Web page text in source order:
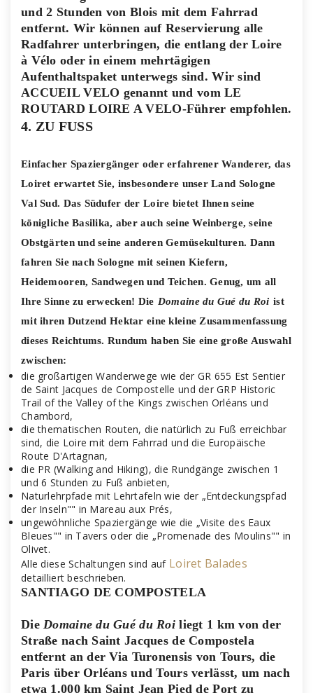
und 2 Stunden von Blois mit dem Fahrrad
entfernt. Wir können auf Reservierung alle
Radfahrer unterbringen, die entlang der Loire
à Vélo oder in einem mehrtägigen
Aufenthaltspaket unterwegs sind. Wir sind
ACCUEIL VELO genannt und vom LE
ROUTARD LOIRE A VELO-Führer empfohlen.
4. ZU FUSS
Einfacher Spaziergänger oder erfahrener Wanderer, das
Loiret erwartet Sie, insbesondere unser Land Sologne
Val Sud. Das Südufer der Loire bietet Ihnen seine
königliche Basilika, aber auch seine Weinberge, seine
Obstgärten und seine anderen Gemüsekulturen. Dann
fahren Sie nach Sologne mit seinen Kiefern,
Heidemooren, Sandwegen und Teichen. Genug, um all
Ihre Sinne zu erwecken! Die Domaine du Gué du Roi ist
mit ihren Dutzend Hektar eine kleine Zusammenfassung
dieses Reichtums. Rundum haben Sie eine große Auswahl
zwischen:
die großartigen Wanderwege wie der GR 655 Est Sentier
de Saint Jacques de Compostelle und der GRP Historic
Trail of the Valley of the Kings zwischen Orléans und
Chambord,
die thematischen Routen, die natürlich zu Fuß erreichbar
sind, die Loire mit dem Fahrrad und die Europäische
Route D'Artagnan,
die PR (Walking and Hiking), die Rundgänge zwischen 1
und 6 Stunden zu Fuß anbieten,
Naturlehrpfade mit Lehrtafeln wie der „Entdeckungspfad
der Inseln"" in Mareau aux Prés,
ungewöhnliche Spaziergänge wie die „Visite des Eaux
Bleues"" in Tavers oder die „Promenade des Moulins"" in
Olivet.
Alle diese Schaltungen sind auf Loiret Balades
detailliert beschrieben.
SANTIAGO DE COMPOSTELA
DieDomaine du Gué du Roi liegt 1 km von der
Straße nach Saint Jacques de Compostela
entfernt an der Via Turonensis von Tours, die
Paris über Orléans und Tours verlässt, um nach
etwa 1.000 km Saint Jean Pied de Port zu